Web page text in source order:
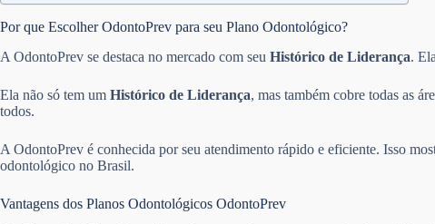
Por que Escolher OdontoPrev para seu Plano Odontológico?
A OdontoPrev se destaca no mercado com seu Histórico de Liderança.
Ela não só tem um Histórico de Liderança, mas também cobre todas as
todos.
A OdontoPrev é conhecida por seu atendimento rápido e eficiente. Isso
odontológico no Brasil.
Vantagens dos Planos Odontológicos OdontoPrev